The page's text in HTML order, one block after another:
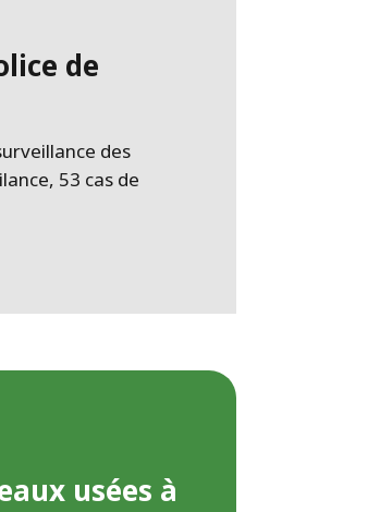
de
des
53 cas de
usées à